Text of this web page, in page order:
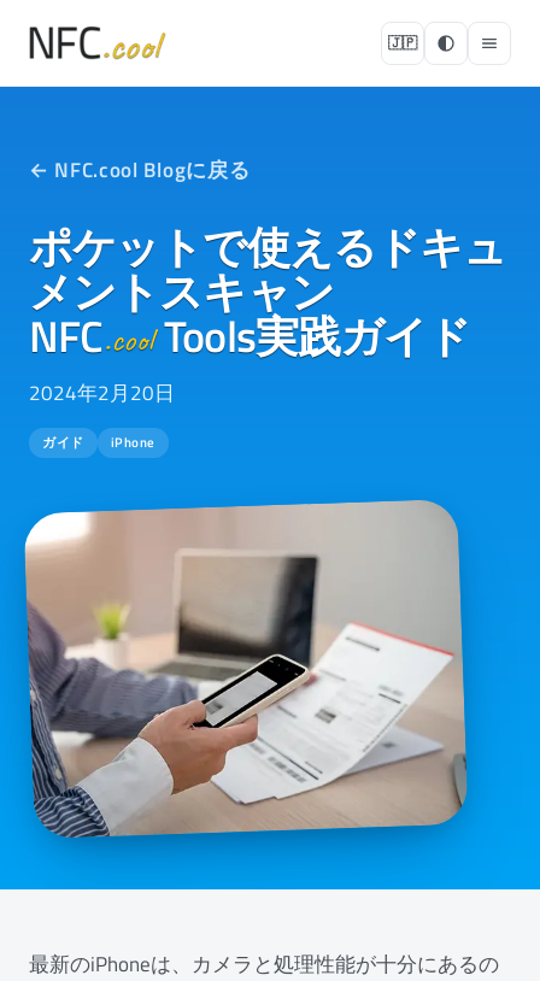
🇯🇵
← NFC.cool Blogに戻る
ポケットで使えるドキュ
メントスキャン
NFC.coolTools実践ガイド
2024年2月20日
ガイド iPhone
最新のiPhoneは、カメラと処理性能が十分にあるの